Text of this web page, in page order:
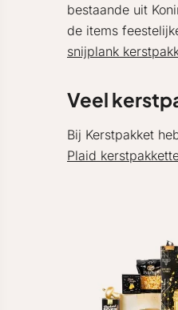
bestaande uit
de items
snijplank
Veel
Bij Kerstpakket
Plaid